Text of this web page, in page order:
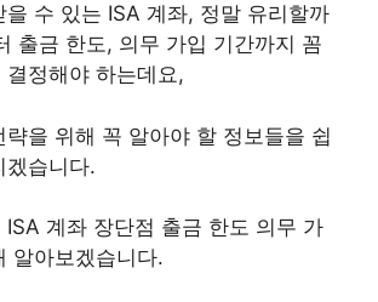
을 수 있는 ISA 계좌, 정말 유리할까
출금 한도, 의무 가입 기간까지 꼼
결정해야 하는데요,
략을 위해 꼭 알아야 할 정보들을 쉽
겠습니다.
ISA 계좌 장단점 출금 한도 의무 가
알아보겠습니다.